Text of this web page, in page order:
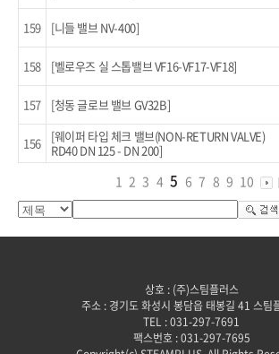
159
[니들 밸브 NV-400]
158
[벨로우즈 실 스톱밸브 VF16-VF17-VF18]
157
[청동 글로브 밸브 GV32B]
156
[웨이퍼 타입 체크 밸브(NON-RETURN VALVE)
RD40 DN 125 - DN 200]
1 2 3 4 5 6 7 8 9 10
상호 : (주)스팀플러스
주소 : 경기도 화성시 봉담읍 태봉길 41 스팀
TEL : 031-297-7691
팩스번호 : 031-297-7695